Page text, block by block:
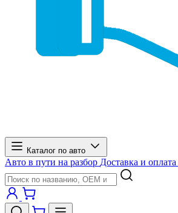
Каталог по авто
Авто в пути на разбор Доставка и оплата